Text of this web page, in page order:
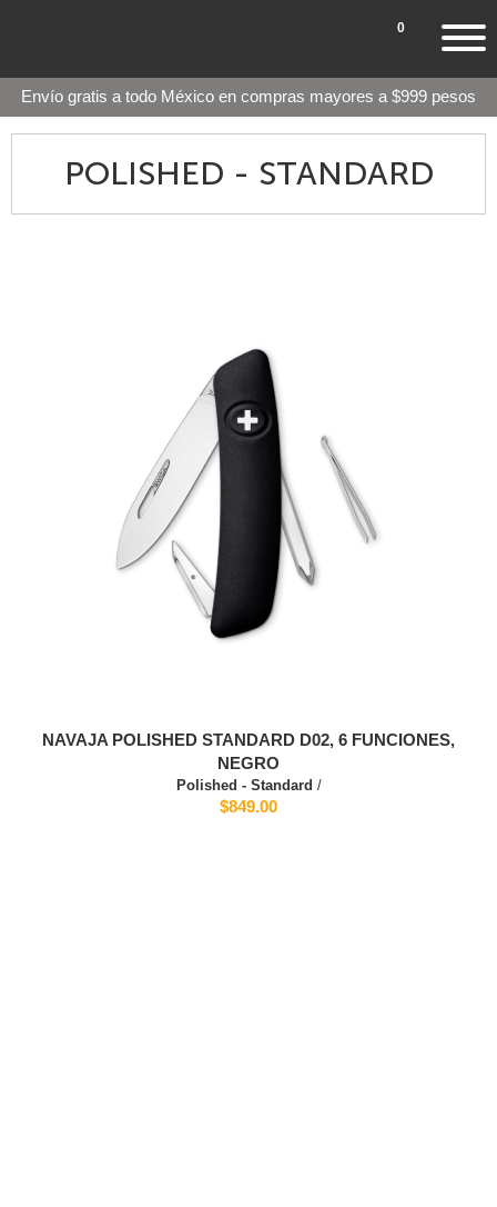
0
Envío gratis a todo México en compras mayores a $999 pesos
POLISHED - STANDARD
NAVAJA POLISHED STANDARD D02, 6 FUNCIONES,
NEGRO
Polished - Standard /
$849.00